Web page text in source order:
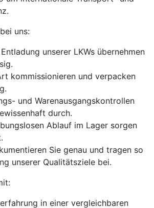
uns:
unserer LKWs übernehmen
kommissionieren und verpacken
und Warenausgangskontrollen
durch.
Ablauf im Lager sorgen
Sie genau und tragen so
unserer Qualitätsziele bei.
in einer vergleichbaren